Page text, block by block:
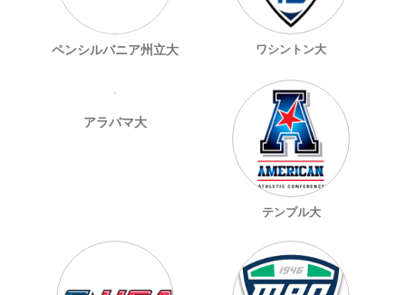
ペンシルバニア州立大 ワシントン大
アラバマ大
テンプル大